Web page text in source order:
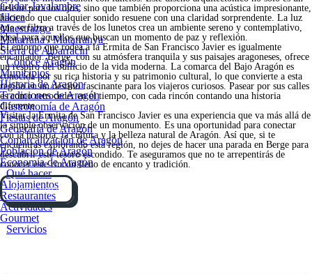
Gúdar-Javalambre
Jiloca
Maestrazgo
Matarraña / Matarranya
Sierra de Albarracín
Conoce Aragón
Municipios
Historia de Aragón
Tradiciones de Aragón
Gastronomía de Aragón
Fiestas de Aragón
Geografía de Aragón
Comarcalización de Aragón
Población de Aragón
Economía de Aragón
Qué hacer
Alojamientos
Restaurantes
Actividades
Gourmet
Servicios
deleite para los ojos, sino que también proporciona una acústica impresionante,
haciendo que cualquier sonido resuene con una claridad sorprendente. La luz
que se filtra a través de los lunetos crea un ambiente sereno y contemplativo,
ideal para aquellos que buscan un momento de paz y reflexión.
El entorno que rodea a la Ermita de San Francisco Javier es igualmente
encantador. Berge, con su atmósfera tranquila y sus paisajes aragoneses, ofrece
un respiro del bullicio de la vida moderna. La comarca del Bajo Aragón es
conocida por su rica historia y su patrimonio cultural, lo que convierte a esta
región en un destino fascinante para los viajeros curiosos. Pasear por sus calles
es como retroceder en el tiempo, con cada rincón contando una historia
diferente.
Visitar la Ermita de San Francisco Javier es una experiencia que va más allá de
la simple observación de un monumento. Es una oportunidad para conectar
con la historia, la cultura y la belleza natural de Aragón. Así que, si te
encuentras explorando esta región, no dejes de hacer una parada en Berge para
descubrir este tesoro escondido. Te aseguramos que no te arrepentirás de
conocer este rincón lleno de encanto y tradición.
Cómo llegar